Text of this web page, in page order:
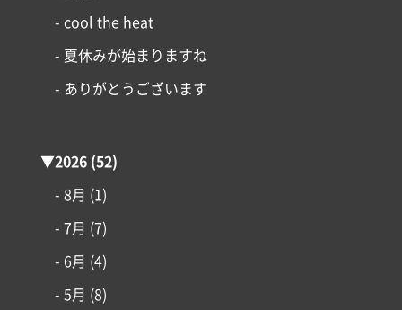
- cool the heat
- 夏休みが始まりますね
- ありがとうございます
▼2026(52)
- 8月 (1)
- 7月 (7)
- 6月 (4)
- 5月 (8)